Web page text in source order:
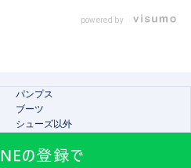
powered by
パンプス
ブーツ
シューズ以外